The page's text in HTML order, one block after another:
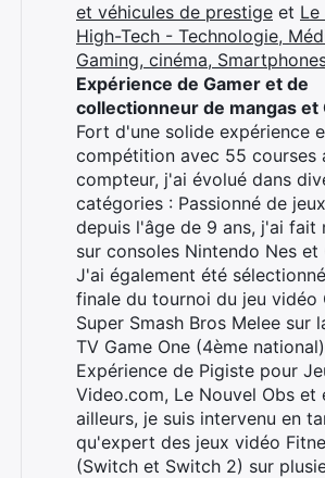
et véhicules de prestige et Le
High-Tech - Technologie,
Gaming, cinéma,
Expérience de Gamer et de
collectionneur de mangas et
Fort d'une solide expérience
compétition avec 55 courses
compteur, j'ai évolué dans
catégories : Passionné de
depuis l'âge de 9 ans, j'ai fait
sur consoles Nintendo Nes et
J'ai également été
finale du tournoi du jeu vidéo
Super Smash Bros Melee sur
TV Game One (4ème
Expérience de Pigiste pour
Video.com, Le Nouvel Obs et
ailleurs, je suis intervenu en
qu'expert des jeux vidéo
(Switch et Switch 2) sur